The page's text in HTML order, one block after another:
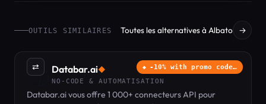
OUTILS SIMILAIRES Toutes les alternatives à Albato →
⇄ -10% with promo code…
Databar.ai◆
NO-CODE & AUTOMATISATION
Databar.ai vous offre 1 000+ connecteurs API pour